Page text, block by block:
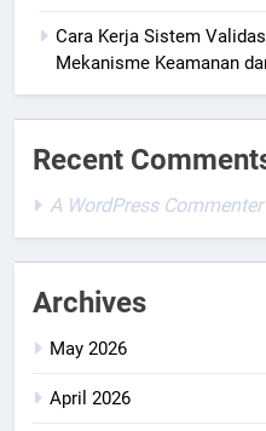
Cara Kerja Sistem
Mekanisme Keamanan
Recent
A WordPress Commenter
Archives
May 2026
April 2026